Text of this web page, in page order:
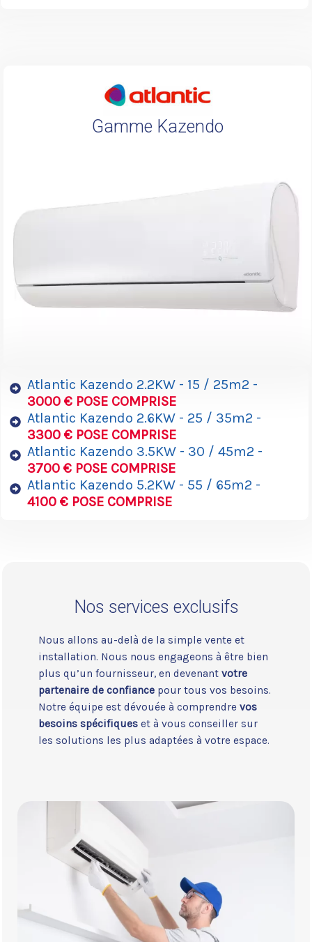
Gamme Kazendo
Atlantic Kazendo 2.2KW - 15 / 25m2 -
3000 € POSE COMPRISE
Atlantic Kazendo 2.6KW - 25 / 35m2 -
3300 € POSE COMPRISE
Atlantic Kazendo 3.5KW - 30 / 45m2 -
3700 € POSE COMPRISE
Atlantic Kazendo 5.2KW - 55 / 65m2 -
4100 € POSE COMPRISE
Nos services exclusifs
Nous allons au-delà de la simple vente et
installation. Nous nous engageons à être bien
plus qu’un fournisseur, en devenantvotre
partenaire de confiance pour tous vos besoins.
Notre équipe est dévouée à comprendrevos
besoins spécifiques et à vous conseiller sur
les solutions les plus adaptées à votre espace.